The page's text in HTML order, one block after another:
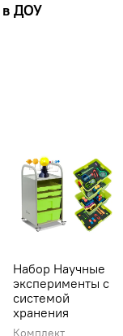
в ДОУ
Набор Научные
эксперименты с
системой
хранения
Комплект